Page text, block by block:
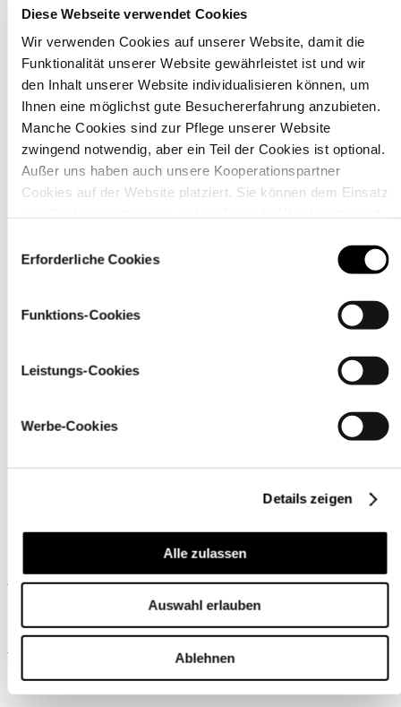
Diese Webseite verwendet Cookies
Wir verwenden Cookies auf unserer Website, damit die
Funktionalität unserer Website gewährleistet ist und wir
den Inhalt unserer Website individualisieren können, um
Ihnen eine möglichst gute Besuchererfahrung anzubieten.
Manche Cookies sind zur Pflege unserer Website
zwingend notwendig, aber ein Teil der Cookies ist optional.
Außer uns haben auch unsere Kooperationspartner
Cookies auf der Website platziert. Sie können dem Einsatz
über den Link „Cookie-Einstellungen
Erforderliche Cookies
Funktions-Cookies
Leistungs-Cookies
Werbe-Cookies
Details zeigen
Alle zulassen
Auswahl erlauben
Ablehnen
Material
Ähnliche Produkte
Wird oft zusammen gekauft